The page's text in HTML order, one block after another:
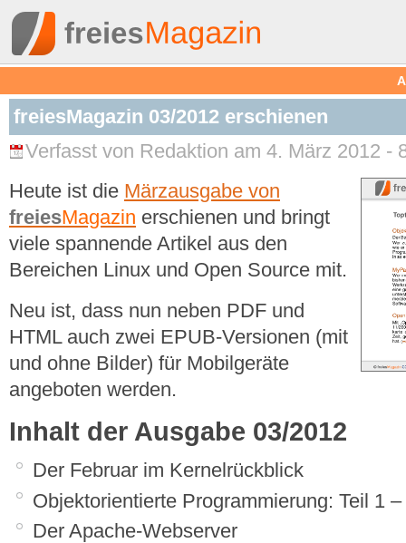
freiesMagazin 03/2012 erschienen
Verfasst von Redaktion am 4. März 2012 -
Heute ist die Märzausgabe von
freiesMagazin erschienen und bringt
viele spannende Artikel aus den
Bereichen Linux und Open Source mit.
Neu ist, dass nun neben PDF und
HTML auch zwei EPUB-Versionen (mit
und ohne Bilder) für Mobilgeräte
angeboten werden.
Inhalt der Ausgabe 03/2012
Der Februar im Kernelrückblick
Objektorientierte Programmierung: Teil 1
Der Apache-Webserver